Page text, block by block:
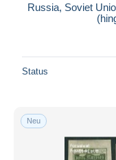
Russia, Soviet
Status
Neu